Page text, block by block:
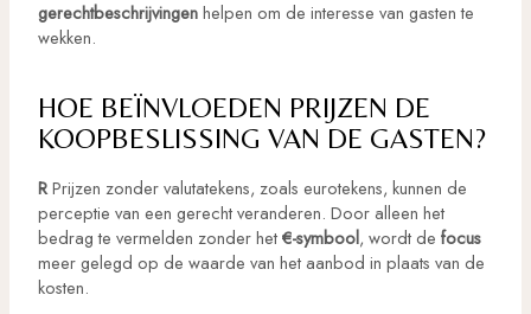
gerechtbeschrijvingenhelpen om de interesse van gasten te
wekken.
HOE BEÏNVLOEDEN PRIJZEN DE
KOOPBESLISSING VAN DE GASTEN?
RPrijzen zonder valutatekens, zoals eurotekens, kunnen de
perceptie van een gerecht veranderen. Door alleen het
bedrag te vermelden zonder het€-symbool, wordt de focus
meer gelegd op de waarde van het aanbod in plaats van de
kosten.